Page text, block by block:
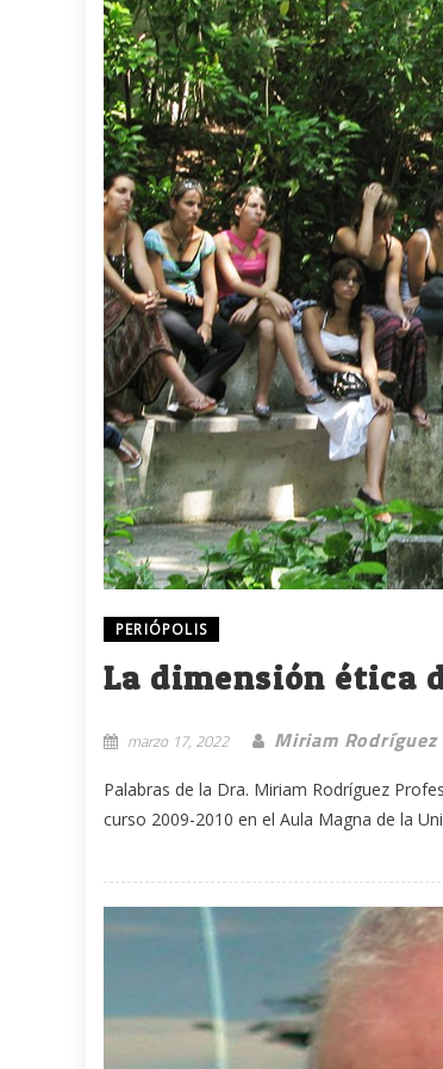
PERIÓPOLIS
La dimensión ética
marzo 17, 2022 Miriam
Palabras de la Dra. Miriam Rodríguez
curso 2009-2010 en el Aula Magna de la